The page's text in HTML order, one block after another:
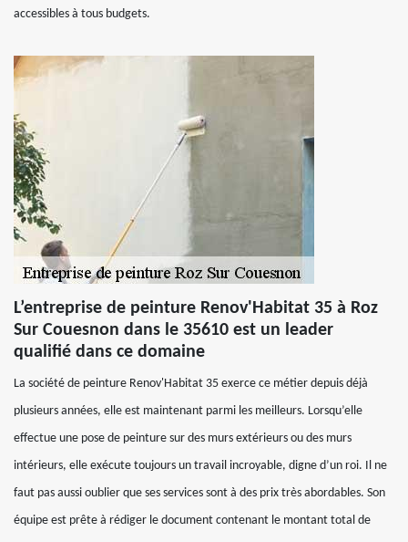
accessibles à tous budgets.
L’entreprise de peinture Renov'Habitat 35 à Roz
Sur Couesnon dans le 35610 est un leader
qualifié dans ce domaine
La société de peinture Renov'Habitat 35 exerce ce métier depuis déjà
plusieurs années, elle est maintenant parmi les meilleurs. Lorsqu’elle
effectue une pose de peinture sur des murs extérieurs ou des murs
intérieurs, elle exécute toujours un travail incroyable, digne d’un roi. Il ne
faut pas aussi oublier que ses services sont à des prix très abordables. Son
équipe est prête à rédiger le document contenant le montant total de